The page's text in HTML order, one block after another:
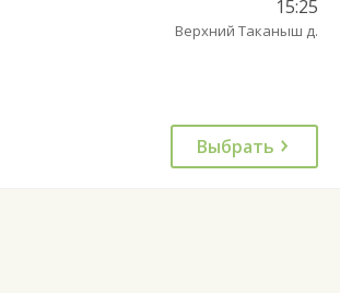
15:25
Верхний Таканыш д.
Выбрать